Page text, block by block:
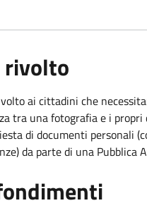
rivolto
ai cittadini che
tra una fotografia e i
di documenti personali
da parte di una Pubblica